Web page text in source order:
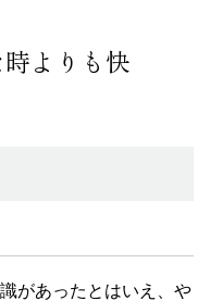
よりも快
があったとはいえ、や